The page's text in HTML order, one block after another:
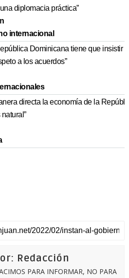
diplomacia práctica”
internacional
Dominicana tiene que insistir
a los acuerdos”
directa la economía de la
Redacción
PARA INFORMAR, NO PARA